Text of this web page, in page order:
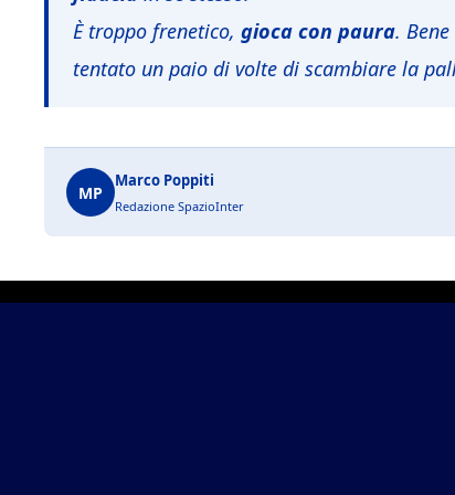
È troppo frenetico, gioca con paura.
tentato un paio di volte di scambiare la
MP
Marco Poppiti
Redazione SpazioInter